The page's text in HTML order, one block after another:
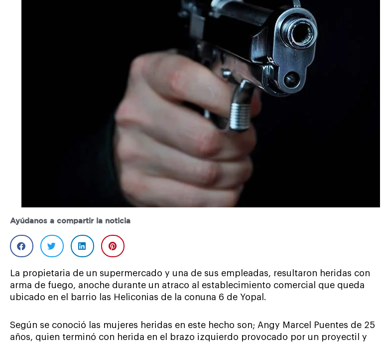
Ayúdanos a compartir la noticia
La propietaria de un supermercado y una de sus empleadas, resultaron heridas con
arma de fuego, anoche durante un atraco al establecimiento comercial que queda
ubicado en el barrio las Heliconias de la conuna 6 de Yopal.
Según se conoció las mujeres heridas en este hecho son; Angy Marcel Puentes de 25
años, quien terminó con herida en el brazo izquierdo provocado por un proyectil y